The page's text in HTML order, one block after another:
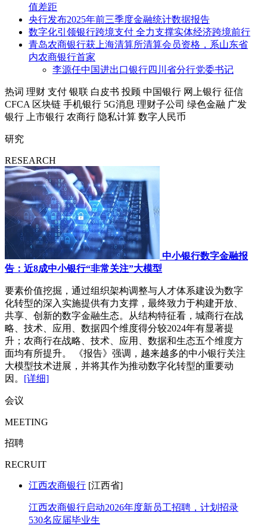
值差距
央行发布2025年前三季度金融统计数据报告
数字化引领银行跨境支付 全力支撑实体经济跨境前行
青岛农商银行获上海清算所清算会员资格，系山东省
内农商银行首家
李源任中国进出口银行四川省分行党委书记
热词 理财 支付 银联 白皮书 投顾 中国银行 网上银行 征信
CFCA 区块链 手机银行 5G消息 理财子公司 绿色金融 广发
银行
上市银行 农商行 隐私计算 数字人民币
研究
RESEARCH
中小银行数字金融报
告：近8成中小银行“非常关注”大模型
要素价值挖掘，通过组织架构调整与人才体系建设为数字
化转型的深入实施提供有力支撑，最终致力于构建开放、
共享、创新的数字金融生态。从结构特征看，城商行在战
略、技术、应用、数据四个维度得分较2024年有显著提
升；农商行在战略、技术、应用、数据和生态五个维度方
面均有所提升。 《报告》强调，越来越多的中小银行关注
大模型技术进展，并将其作为推动数字化转型的重要动
因。 [详细]
会议
MEETING
招聘
RECRUIT
江西农商银行 [江西省]
江西农商银行启动2026年度新员工招聘，计划招录
530名应届毕业生